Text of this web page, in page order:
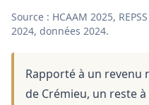
Source : HCAAM 2025,
2024, données 2024.
Rapporté à un revenu
de Crémieu, un reste